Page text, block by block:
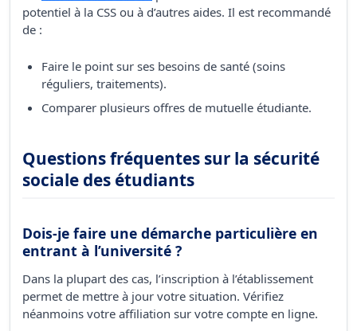
potentiel à la CSS ou à d’autres aides. Il est recommandé
de :
Faire le point sur ses besoins de santé (soins
réguliers, traitements).
Comparer plusieurs offres de mutuelle étudiante.
Questions fréquentes sur la sécurité
sociale des étudiants
Dois-je faire une démarche particulière en
entrant à l’université ?
Dans la plupart des cas, l’inscription à l’établissement
permet de mettre à jour votre situation. Vérifiez
néanmoins votre affiliation sur votre compte en ligne.